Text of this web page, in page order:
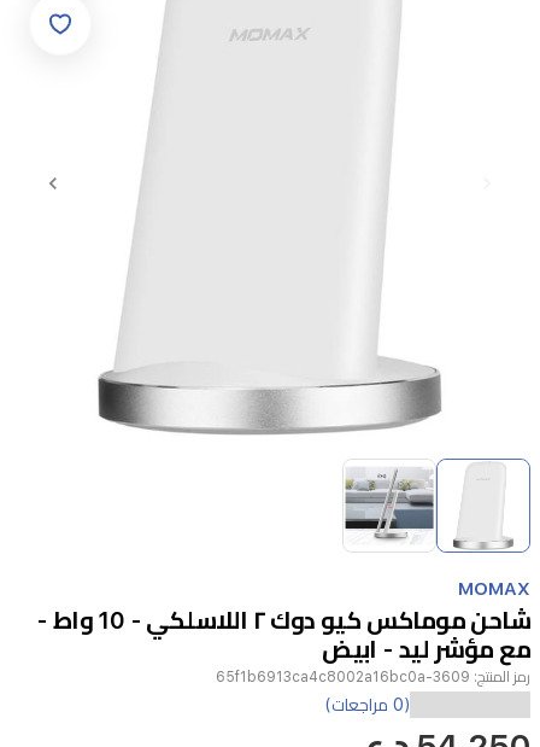
Item
1
of
2
MOMAX
شاحن موماكس كيو دوك ٢ اللاسلكي - 10 واط -
مع مؤشر ليد - ابيض
رمز المنتج: 3609-65f1b6913ca4c8002a16bc0a
(0 مراجعات)